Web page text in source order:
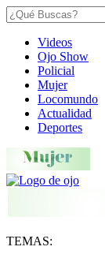
Videos
Ojo Show
Policial
Mujer
Locomundo
Actualidad
Deportes
TEMAS: